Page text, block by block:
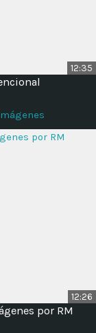
12:35
12:26
por RM